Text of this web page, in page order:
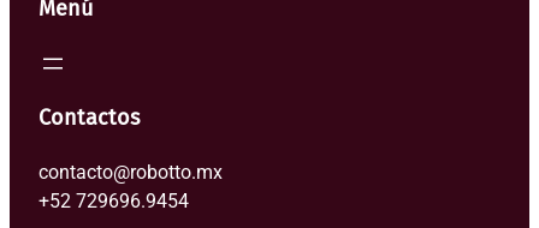
Menú
Contactos
contacto@robotto.mx
+52 729696.9454